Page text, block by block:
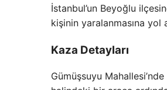
İstanbul’un Beyoğlu
kişinin yaralanmasına yol
Kaza Detayları
Gümüşsuyu